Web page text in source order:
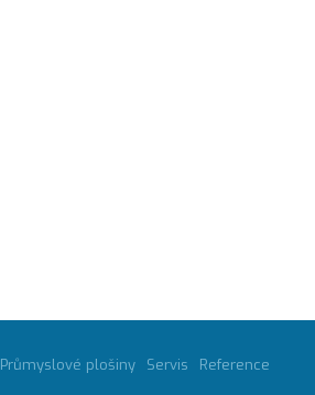
Průmyslové plošiny Servis
Reference